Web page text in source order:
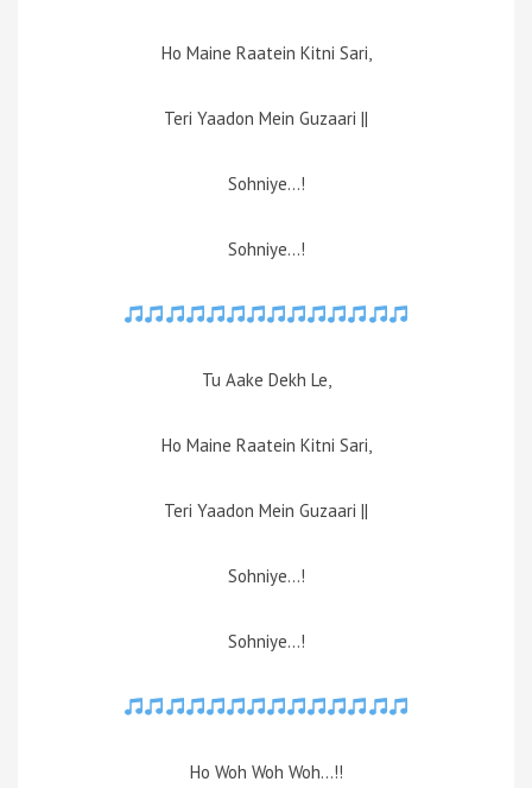
Ho Maine Raatein Kitni Sari,
Teri Yaadon Mein Guzaari ||
Sohniye…!
Sohniye…!
Tu Aake Dekh Le,
Ho Maine Raatein Kitni Sari,
Teri Yaadon Mein Guzaari ||
Sohniye…!
Sohniye…!
Ho Woh Woh Woh…!!